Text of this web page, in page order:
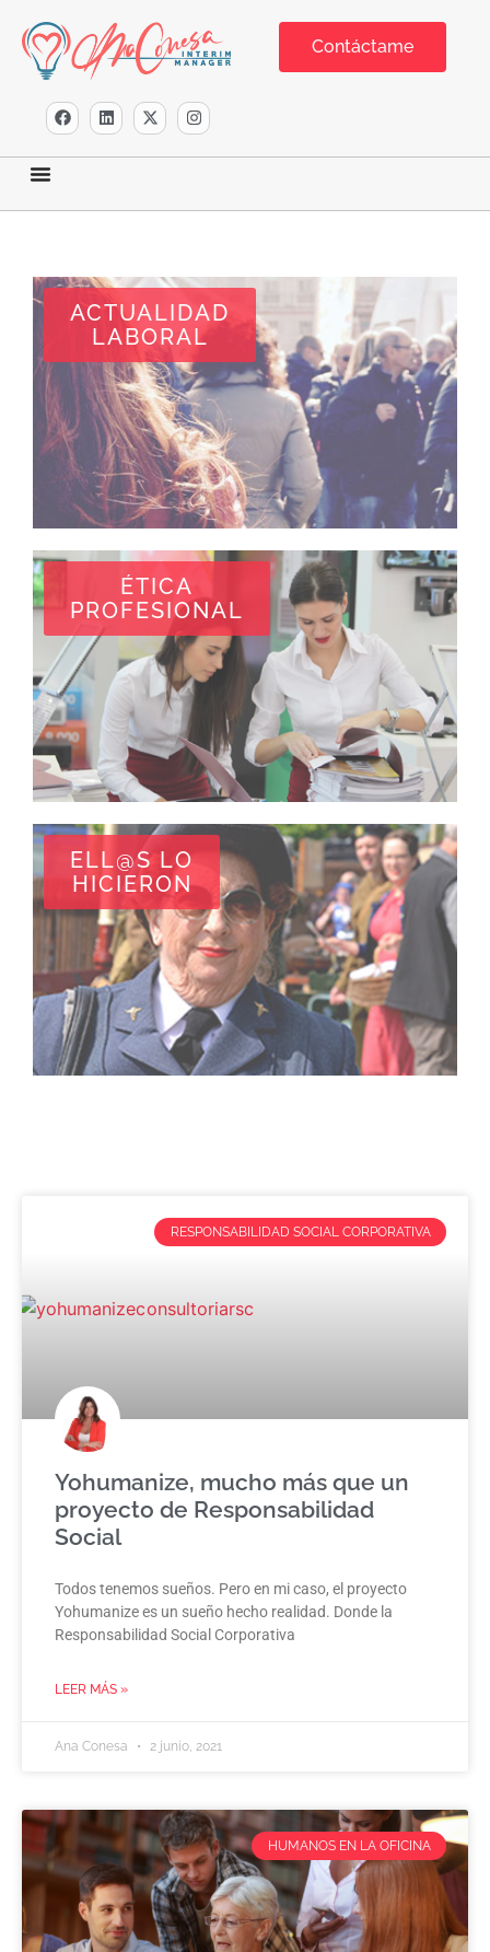
Contáctame
ACTUALIDAD
LABORAL
ÉTICA
PROFESIONAL
ELL@S LO
HICIERON
RESPONSABILIDAD SOCIAL CORPORATIVA
Yohumanize, mucho más que un
proyecto de Responsabilidad
Social
Todos tenemos sueños. Pero en mi caso, el proyecto
Yohumanize es un sueño hecho realidad. Donde la
Responsabilidad Social Corporativa
LEER MÁS »
Ana Conesa 2 junio, 2021
HUMANOS EN LA OFICINA